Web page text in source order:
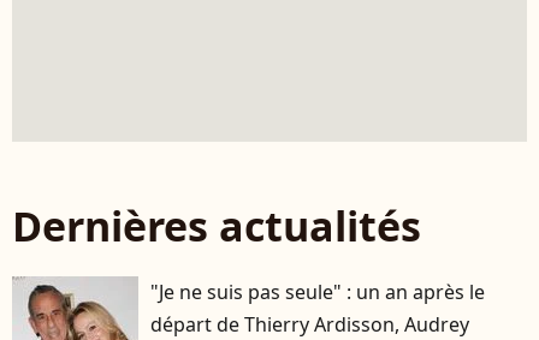
Dernières actualités
"Je ne suis pas seule" : un an après le
départ de Thierry Ardisson, Audrey